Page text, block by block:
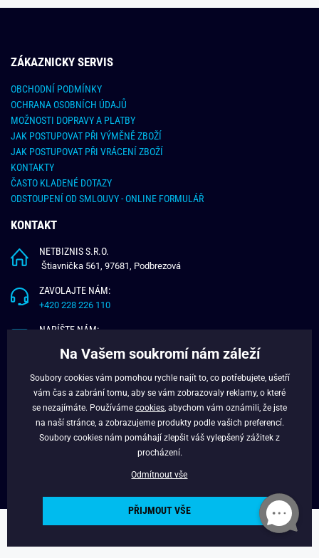
ZÁKAZNICKY SERVIS
OBCHODNÍ PODMÍNKY
OCHRANA OSOBNÍCH ÚDAJŮ
MOŽNOSTI DOPRAVY A PLATBY
JAK POSTUPOVAT PŘI VÝMĚNĚ ZBOŽÍ
JAK POSTUPOVAT PŘI VRÁCENÍ ZBOŽÍ
KONTAKTY
ČASTO KLADENÉ DOTAZY
ODSTOUPENÍ OD SMLOUVY - ONLINE FORMULÁŘ
KONTAKT
NETBIZNIS S.R.O.
Štiavnička 561, 97681, Podbrezová
ZAVOLAJTE NÁM:
+420 228 226 110
NAPÍŠTE NÁM:
O NÁS
VĚRNOSTNÍ PROGRAM
Copyright © 2024 - Budchlap.cz Všechna práva vyhrazena. webdesign ©
Na Vašem soukromí nám záleží
Soubory cookies vám pomohou rychle najít to, co potřebujete, ušetří
vám čas a zabrání tomu, aby se vám zobrazovaly reklamy, o které
se nezajímáte. Používáme cookies , abychom vám oznámili, že jste
na naší stránce, a zobrazujeme produkty podle vašich preferencí.
Soubory cookies nám pomáhají zlepšit váš vylepšený zážitek z
procházení.
Odmítnout vše
PŘIJMOUT VŠE